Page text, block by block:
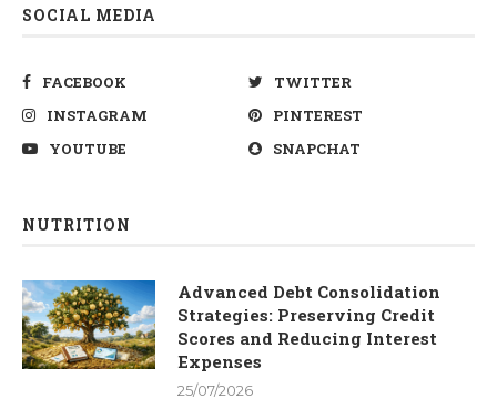
SOCIAL MEDIA
FACEBOOK
TWITTER
INSTAGRAM
PINTEREST
YOUTUBE
SNAPCHAT
NUTRITION
Advanced Debt Consolidation
Strategies: Preserving Credit
Scores and Reducing Interest
Expenses
25/07/2026